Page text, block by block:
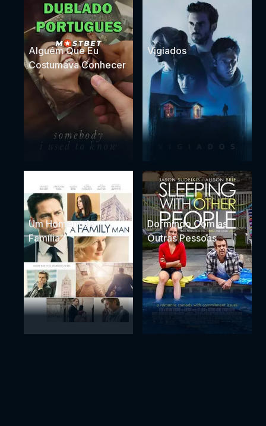
Alguém Que Eu
Costumava Conhecer
Vigiados
Um Homem de
Família
Dormindo Com as
Outras Pessoas